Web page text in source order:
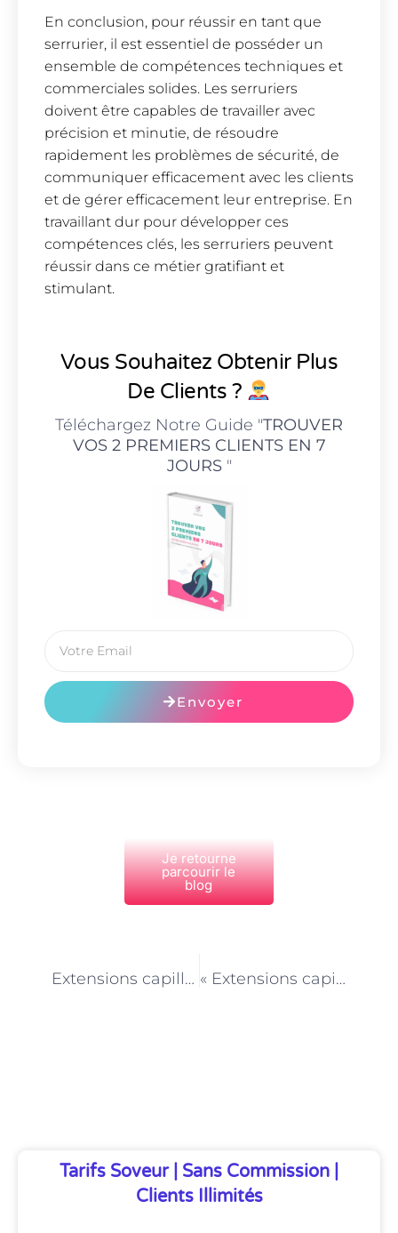
En conclusion, pour réussir en tant que
serrurier, il est essentiel de posséder un
ensemble de compétences techniques et
commerciales solides. Les serruriers
doivent être capables de travailler avec
précision et minutie, de résoudre
rapidement les problèmes de sécurité, de
communiquer efficacement avec les clients
et de gérer efficacement leur entreprise. En
travaillant dur pour développer ces
compétences clés, les serruriers peuvent
réussir dans ce métier gratifiant et
stimulant.
Vous Souhaitez Obtenir Plus
De Clients ?
Téléchargez Notre Guide "TROUVER
VOS 2 PREMIERS CLIENTS EN 7
JOURS"
Envoyer
Je retourne
parcourir le
blog
Extensions capillaires à Paris : les tendances des stars à suivre « Extensions capillaires à Paris : des options pour tous les budgets »
Tarifs Soveur | Sans Commission |
Clients Illimités